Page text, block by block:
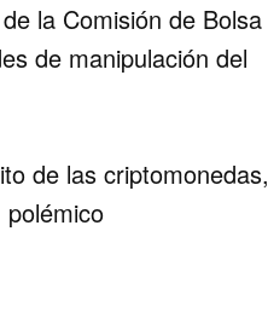
la Comisión de Bolsa
de manipulación del
de las criptomonedas,